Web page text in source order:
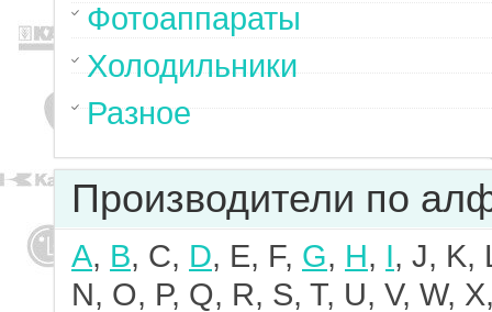
Фотоаппараты
Холодильники
Разное
Производители по
A, B, C, D, E, F, G, H, I, J, K,
N, O, P, Q, R, S, T, U, V, W,